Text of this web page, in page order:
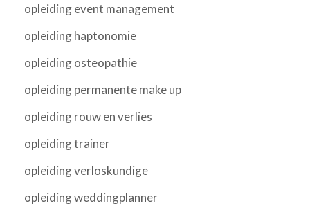
opleiding event management
opleiding haptonomie
opleiding osteopathie
opleiding permanente make up
opleiding rouw en verlies
opleiding trainer
opleiding verloskundige
opleiding weddingplanner